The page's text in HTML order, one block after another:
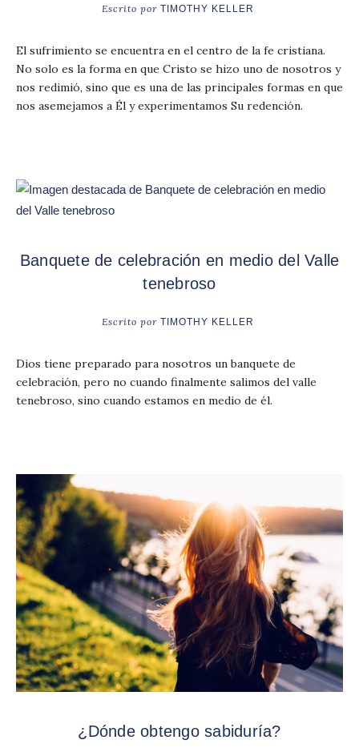
Escrito por TIMOTHY KELLER
El sufrimiento se encuentra en el centro de la fe cristiana.
No solo es la forma en que Cristo se hizo uno de nosotros y
nos redimió, sino que es una de las principales formas en que
nos asemejamos a Él y experimentamos Su redención.
Banquete de celebración en medio del Valle
tenebroso
Escrito por TIMOTHY KELLER
Dios tiene preparado para nosotros un banquete de
celebración, pero no cuando finalmente salimos del valle
tenebroso, sino cuando estamos en medio de él.
¿Dónde obtengo sabiduría?